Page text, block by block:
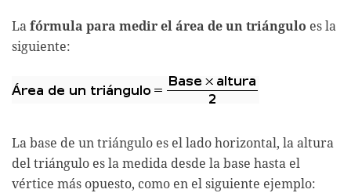
La fórmula para medir el área de un triángulo es la
siguiente:
La base de un triángulo es el lado horizontal, la altura
del triángulo es la medida desde la base hasta el
vértice más opuesto, como en el siguiente ejemplo: